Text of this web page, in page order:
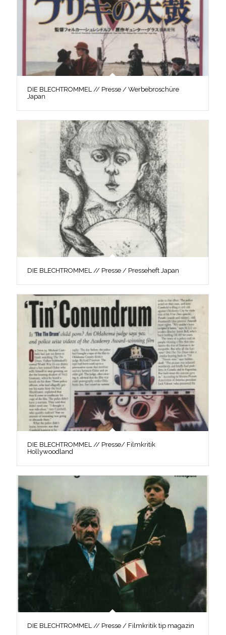
DIE BLECHTROMMEL // Presse / Werbebroschüre
Japan
DIE BLECHTROMMEL // Presse / Presseheft Japan
DIE BLECHTROMMEL // Presse/ Filmkritik
Hollywoodland
DIE BLECHTROMMEL // Presse / Filmkritik tip magazin